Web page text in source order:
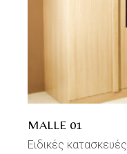
MALLE 01
Ειδικές κατασκευές